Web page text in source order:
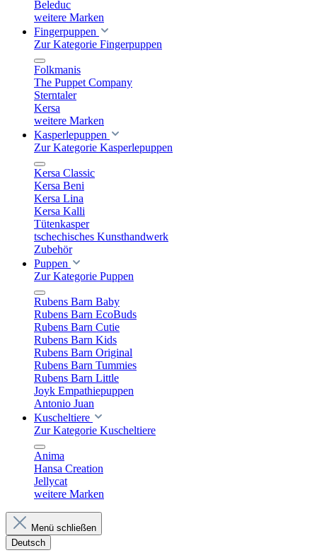
Beleduc
weitere Marken
Fingerpuppen
Zur Kategorie Fingerpuppen
Folkmanis
The Puppet Company
Sterntaler
Kersa
weitere Marken
Kasperlepuppen
Zur Kategorie Kasperlepuppen
Kersa Classic
Kersa Beni
Kersa Lina
Kersa Kalli
Tütenkasper
tschechisches Kunsthandwerk
Zubehör
Puppen
Zur Kategorie Puppen
Rubens Barn Baby
Rubens Barn EcoBuds
Rubens Barn Cutie
Rubens Barn Kids
Rubens Barn Original
Rubens Barn Tummies
Rubens Barn Little
Joyk Empathiepuppen
Antonio Juan
Kuscheltiere
Zur Kategorie Kuscheltiere
Anima
Hansa Creation
Jellycat
weitere Marken
Menü schließen
Deutsch